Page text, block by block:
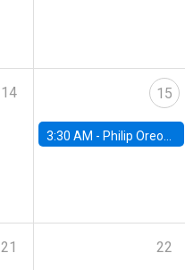
14 15
3:30 AM - Philip Oreopolous, University of Toronto
21 22